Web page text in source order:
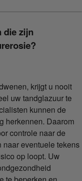
die zijn
krijgt u nooit
uw tandglazuur te
kunnen de
herkennen. Daarom
controle naar de
naar eventuele tekens
op loopt. Uw